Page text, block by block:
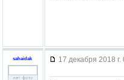
sahaidak
17 декабря 2018 г.